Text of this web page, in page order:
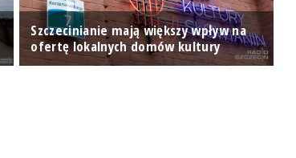
Szczecinianie mają większy wpływ na
ofertę lokalnych domów kultury